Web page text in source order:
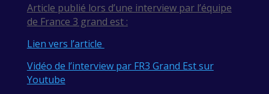
Article publié lors d’une interview par l’équipe
de France 3 grand est :
Lien vers l’article
Vidéo de l’interview par FR3 Grand Est sur
Youtube